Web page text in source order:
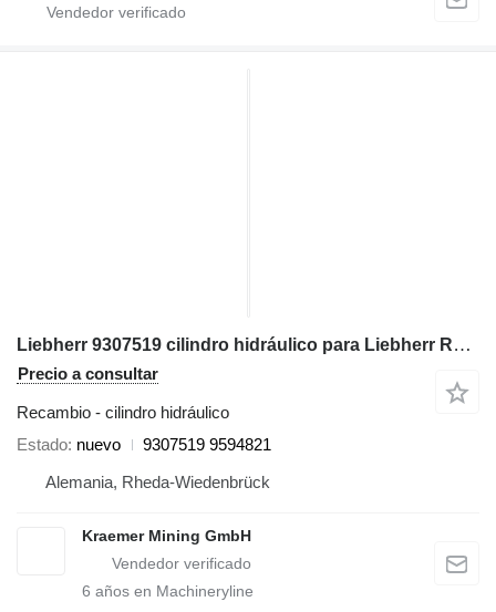
Liebherr 9307519 cilindro hidráulico para Liebherr R974 excavadora
Precio a consultar
Recambio - cilindro hidráulico
Estado nuevo
9307519 9594821
Alemania, Rheda-Wiedenbrück
Kraemer Mining GmbH
6 años en Machineryline